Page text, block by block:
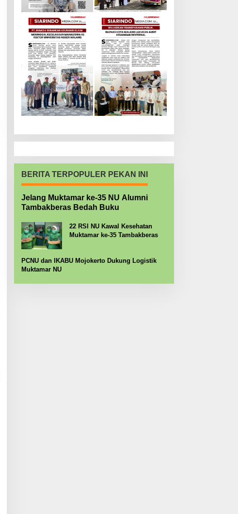
BERITA TERPOPULER PEKAN INI
Jelang Muktamar ke-35 NU Alumni
Tambakberas Bedah Buku
22 RSI NU Kawal Kesehatan
Muktamar ke-35 Tambakberas
PCNU dan IKABU Mojokerto Dukung Logistik
Muktamar NU